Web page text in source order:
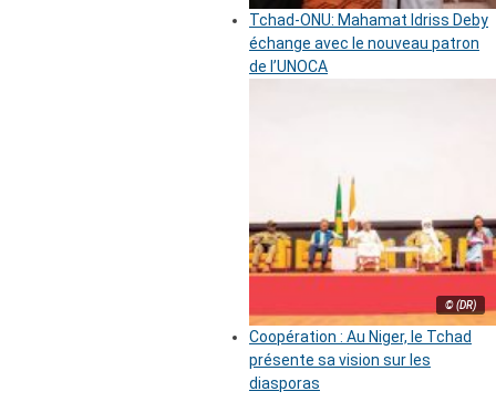
Tchad-ONU: Mahamat Idriss Deby
échange avec le nouveau patron
de l’UNOCA
© (DR)
Coopération : Au Niger, le Tchad
présente sa vision sur les
diasporas